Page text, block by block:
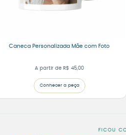
Caneca Personalizada Mãe com Foto
A partir de R$ 45,00
Conhecer a peça
FICOU